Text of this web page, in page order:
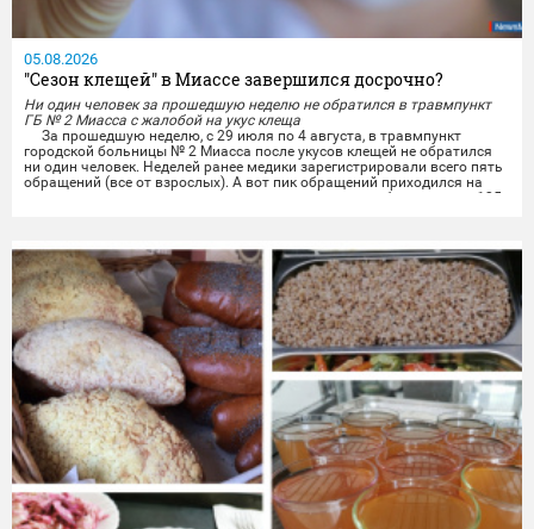
05.08.2026
"Сезон клещей" в Миассе завершился досрочно?
Ни один человек за прошедшую неделю не обратился в травмпункт
ГБ № 2 Миасса с жалобой на укус клеща
За прошедшую неделю, с 29 июля по 4 августа, в травмпункт
городской больницы № 2 Миасса после укусов клещей не обратился
ни один человек. Неделей ранее медики зарегистрировали всего пять
обращений (все от взрослых). А вот пик обращений приходился на
середину мая, когда врачи травмпункта принимали более чем по 125